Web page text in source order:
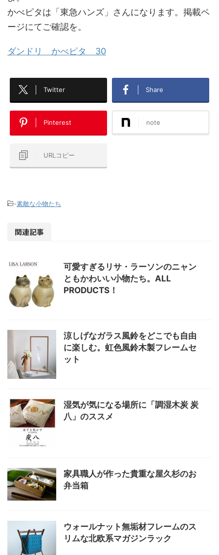
かべピタは「東急ハンズ」さんになります。掲載ペ
ージにてご確認を。
ダンドリ かべピタ 30
Twitter Share
Pinterest note
URLコピー
-素敵な小物たち
関連記事
可愛すぎるリサ・ラーソンのニャン
ともかわいい小物たち。ALL
PRODUCTS！
涼しげなガラス風鈴をどこでも自由
に楽しむ。虹色風鈴木製フレームセ
ット
湿気が気になる場所に「調湿木炭 炭
八」のススメ
家具職人が作った貴重な屋久杉のお
弁当箱
ウォールナット無垢材フレームのス
リムな北欧系マガジンラック